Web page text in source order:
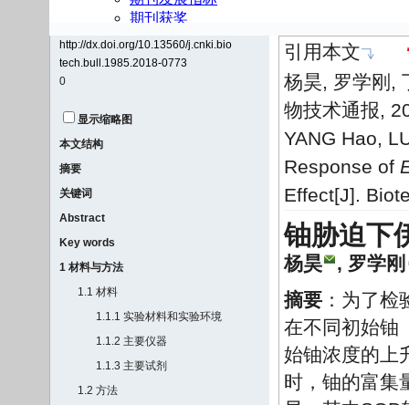
http://dx.doi.org/10.13560/j.cnki.bio
tech.bull.1985.2018-0773
0
显示缩略图
本文结构
摘要
关键词
Abstract
Key words
1 材料与方法
1.1 材料
1.1.1 实验材料和实验环境
1.1.2 主要仪器
1.1.3 主要试剂
1.2 方法
引用本文
杨昊, 罗学刚,
物技术通报,
YANG Hao,
Response of
Effect[J].
铀胁迫下
杨昊 , 罗学刚
摘要 ：为了
在不同初始铀
始铀浓度的上
时，铀的富集